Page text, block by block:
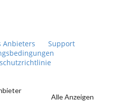
Anbieters
Support
Alle Anzeigen